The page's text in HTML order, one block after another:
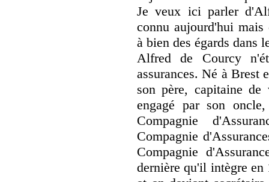
Je veux ici parler
connu aujourd'hui mais
à bien des égards dans
Alfred de Courcy
assurances. Né à Brest
son père, capitaine
engagé par son
Compagnie
Compagnie
Compagnie
dernière qu'il intègre